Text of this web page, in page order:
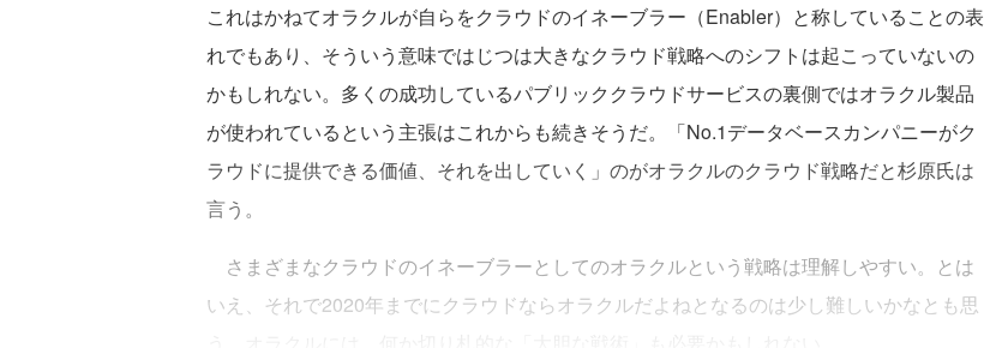
これはかねてオラクルが自らをクラウドのイネーブラー（Enabler）と称していることの表
れでもあり、そういう意味ではじつは大きなクラウド戦略へのシフトは起こっていないの
かもしれない。多くの成功しているパブリッククラウドサービスの裏側ではオラクル製品
が使われているという主張はこれからも続きそうだ。「No.1データベースカンパニーがク
ラウドに提供できる価値、それを出していく」のがオラクルのクラウド戦略だと杉原氏は
言う。
さまざまなクラウドのイネーブラーとしてのオラクルという戦略は理解しやすい。とは
いえ、それで2020年までにクラウドならオラクルだよねとなるのは少し難しいかなとも思